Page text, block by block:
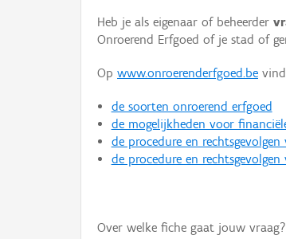
Heb je als eigenaar of beheerder
Onroerend Erfgoed of je stad of
Op www.onroerenderfgoed.be
de soorten onroerend erfgoed
de mogelijkheden voor
de procedure en
de procedure en
Over welke fiche gaat jouw vraag?